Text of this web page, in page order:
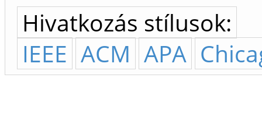
Hivatkozás stílusok:
IEEE ACM APA